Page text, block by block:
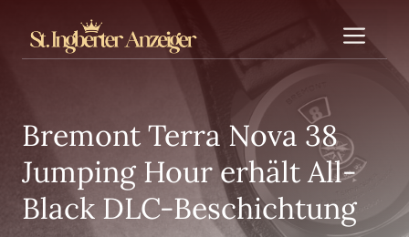
Inhalt
springen
Bremont Terra Nova 38
Jumping Hour erhält All-
Black DLC-Beschichtung